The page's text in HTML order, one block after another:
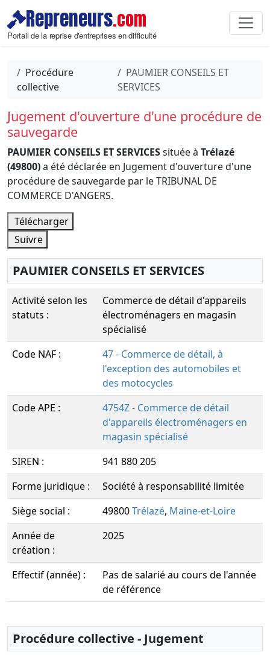
Repreneurs.com
Portail de la reprise d'entreprises en difficulté
Procédure
collective
PAUMIER CONSEILS ET
SERVICES
Jugement d'ouverture d'une procédure de
sauvegarde
PAUMIER CONSEILS ET SERVICESsituée à Trélazé
(49800)a été déclarée en Jugement d'ouverture d'une
procédure de sauvegarde par le TRIBUNAL DE
COMMERCE D'ANGERS.
Télécharger
Suivre
PAUMIER CONSEILS ET SERVICES
Activité selon les
statuts :
Commerce de détail d'appareils
électroménagers en magasin
spécialisé
Code NAF :
47 - Commerce de détail, à
l'exception des automobiles et
des motocycles
Code APE :
4754Z - Commerce de détail
d'appareils électroménagers en
magasin spécialisé
SIREN :
941 880 205
Forme juridique :
Société à responsabilité limitée
Siège social :
49800Trélazé, Maine-et-Loire
Année de
création :
2025
Effectif (année) :
Pas de salarié au cours de l'année
de référence
Procédure collective - Jugement